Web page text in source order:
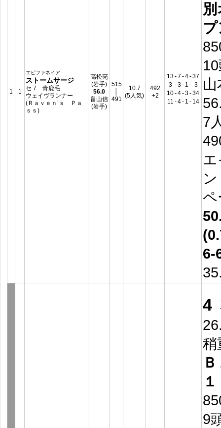
1 1
エピファネイア
ストームサージ
セ 7 青鹿毛
ウェイヴランナー
(Ｒａｖｅｎ’ｓ Ｐａ
ｓｓ)
高松亮
(岩手)
56.0
畠山信
(岩手)
515
491
10.7
(5人気)
492
+2
13-7 -4-37
3 -3- 1 - 3
10-4-3-34
11 -4- 1 - 14
7
4
稍
１
9